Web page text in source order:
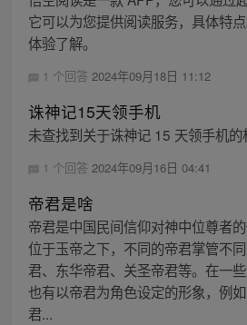
它可以为您提供阅读服务，具体特
体验了解。
1 个回答 2024年09月18日 11:12
诛神记15天领手机
未查找到关于诛神记 15 天领手机的
1 个回答 2024年09月16日 04:41
帝君是啥
帝君是中国民间信仰对神中位尊者
位于玉帝之下，不同的帝君掌管不
君、东华帝君、关圣帝君等。在一些
也有以帝君为角色设定的形象，例
君...